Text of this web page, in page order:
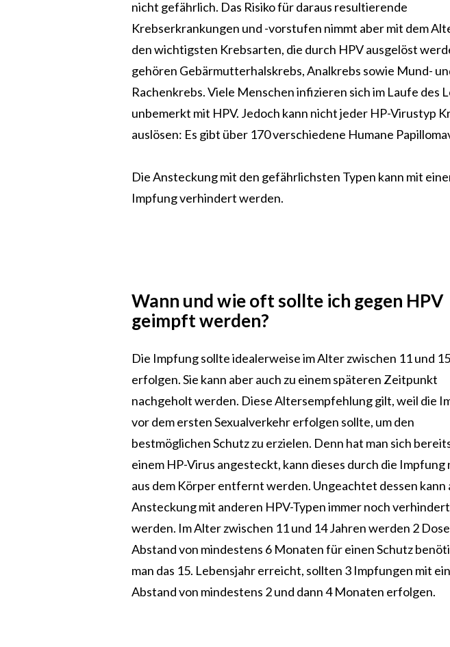
nicht gefährlich. Das Risiko für daraus resultierende
Krebserkrankungen und -vorstufen nimmt aber mit dem
den wichtigsten Krebsarten, die durch HPV ausgelöst
gehören Gebärmutterhalskrebs, Analkrebs sowie Mund-
Rachenkrebs. Viele Menschen infizieren sich im Laufe des
unbemerkt mit HPV. Jedoch kann nicht jeder HP-Virustyp
auslösen: Es gibt über 170 verschiedene Humane
Die Ansteckung mit den gefährlichsten Typen kann mit
Impfung verhindert werden.
Wann und wie oft sollte ich gegen HPV
geimpft werden?
Die Impfung sollte idealerweise im Alter zwischen 11 und
erfolgen. Sie kann aber auch zu einem späteren Zeitpunkt
nachgeholt werden. Diese Altersempfehlung gilt, weil die
vor dem ersten Sexualverkehr erfolgen sollte, um den
bestmöglichen Schutz zu erzielen. Denn hat man sich
einem HP-Virus angesteckt, kann dieses durch die Impfung
aus dem Körper entfernt werden. Ungeachtet dessen kann
Ansteckung mit anderen HPV-Typen immer noch verhindert
werden. Im Alter zwischen 11 und 14 Jahren werden 2
Abstand von mindestens 6 Monaten für einen Schutz
man das 15. Lebensjahr erreicht, sollten 3 Impfungen mit
Abstand von mindestens 2 und dann 4 Monaten erfolgen.